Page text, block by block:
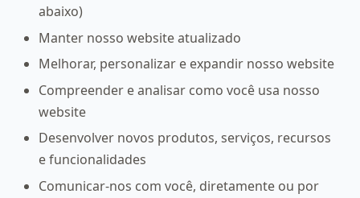
abaixo)
Manter nosso website atualizado
Melhorar, personalizar e expandir nosso website
Compreender e analisar como você usa nosso
website
Desenvolver novos produtos, serviços, recursos
e funcionalidades
Comunicar-nos com você, diretamente ou por